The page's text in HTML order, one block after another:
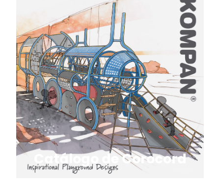
Catálogo de Corocord